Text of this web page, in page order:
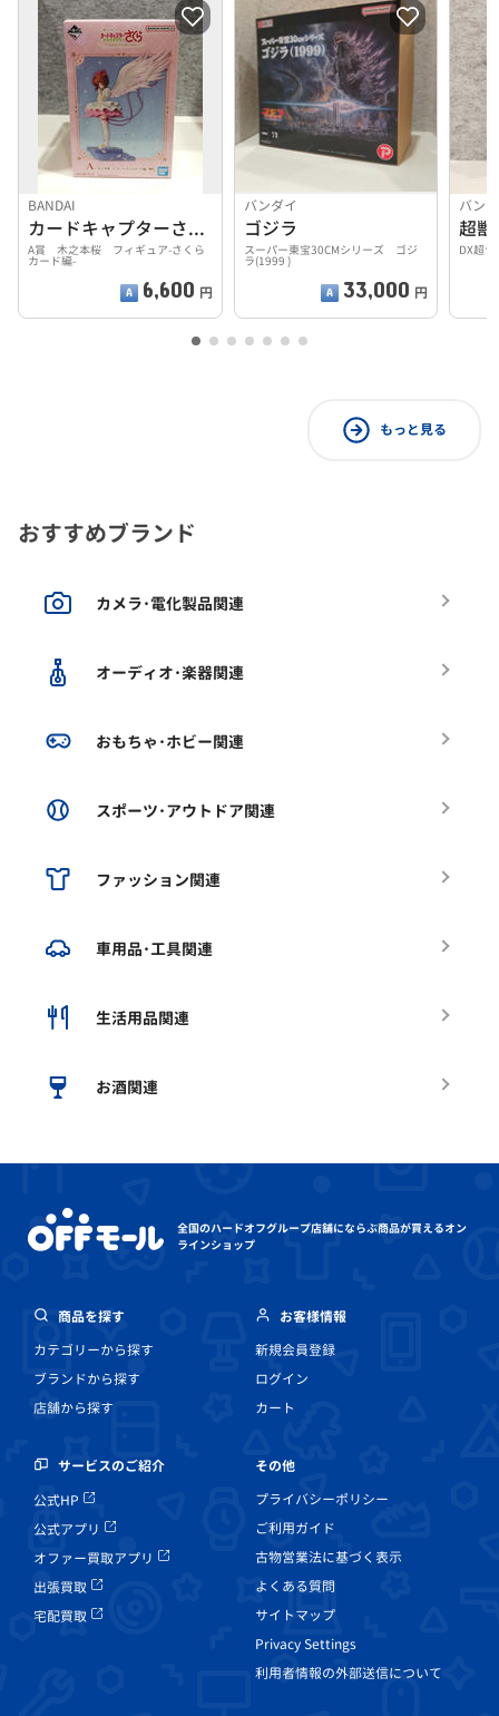
BANDAI
カードキャプターさくら
A賞 木之本桜 フィギュア-さくら
カード編-
6,600 円
バンダイ
ゴジラ
スーパー東宝30CMシリーズ ゴジ
ラ(1999 )
33,000 円
バン
超
DX超
もっと見る
おすすめブランド
カメラ･電化製品関連
オーディオ･楽器関連
おもちゃ･ホビー関連
スポーツ･アウトドア関連
ファッション関連
車用品･工具関連
生活用品関連
お酒関連
全国のハードオフグループ店舗にならぶ商品が買えるオン
ラインショップ
商品を探す
カテゴリーから探す
ブランドから探す
店舗から探す
お客様情報
新規会員登録
ログイン
カート
サービスのご紹介
公式HP
公式アプリ
オファー買取アプリ
出張買取
宅配買取
その他
プライバシーポリシー
ご利用ガイド
古物営業法に基づく表示
よくある質問
サイトマップ
Privacy Settings
利用者情報の外部送信について